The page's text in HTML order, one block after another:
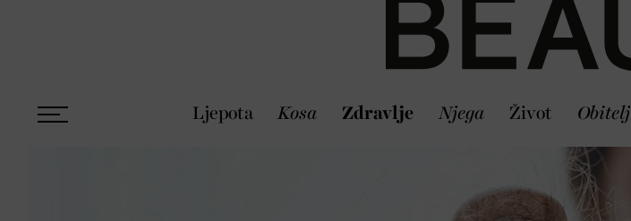
Ljepota Kosa Zdravlje Njega Život Obitelj